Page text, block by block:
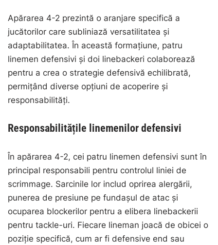
Apărarea 4-2 prezintă o aranjare specifică a
jucătorilor care subliniază versatilitatea și
adaptabilitatea. În această formațiune, patru
linemen defensivi și doi linebackeri colaborează
pentru a crea o strategie defensivă echilibrată,
permițând diverse opțiuni de acoperire și
responsabilități.
Responsabilitățile linemenilor defensivi
În apărarea 4-2, cei patru linemen defensivi sunt în
principal responsabili pentru controlul liniei de
scrimmage. Sarcinile lor includ oprirea alergării,
punerea de presiune pe fundașul de atac și
ocuparea blockerilor pentru a elibera linebackerii
pentru tackle-uri. Fiecare lineman joacă de obicei o
poziție specifică, cum ar fi defensive end sau